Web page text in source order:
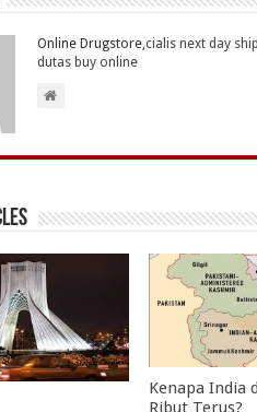
Online Drugstore,cialis next day
dutas buy online
Kenapa India
Ribut Terus?